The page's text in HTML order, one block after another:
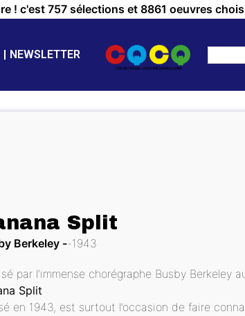
! c'est 757 sélections et 8861 oeuvres
NEWSLETTER
Split
Berkeley 1943
par l’immense chorégraphe Busby Berkeley
Split
en 1943, est surtout l’occasion de faire